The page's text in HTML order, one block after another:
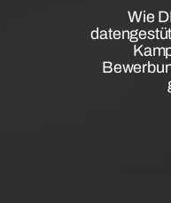
Wie